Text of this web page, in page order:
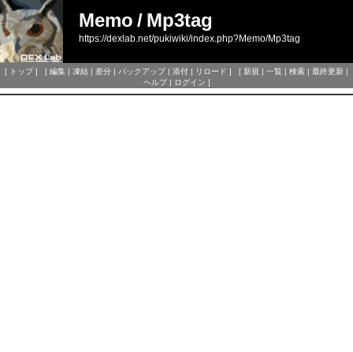
Memo / Mp3tag
https://dexlab.net/pukiwiki/index.php?Memo/Mp3tag
[ トップ] [ 編集 | 凍結 | 差分 | バックアップ| 添付 | リロード ] [ 新規 | 一覧 | 検索 | 最終更新 |
ヘルプ| ログイン ]